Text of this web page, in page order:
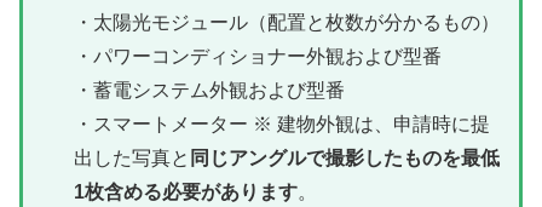
・太陽光モジュール（配置と枚数が分かるもの）
・パワーコンディショナー外観および型番
・蓄電システム外観および型番
・スマートメーター ※ 建物外観は、申請時に提
出した写真と 同じアングルで撮影したものを最低
1枚含める必要があります。